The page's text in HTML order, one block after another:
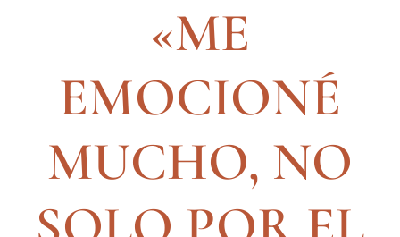
«ME
EMOCIONÉ
MUCHO, NO